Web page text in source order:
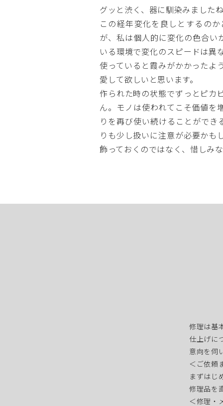
グッと渋く、器に馴染みました
この経年変化を良しとするの
が、私は個人的に変化の色合い
いる環境で変化のスピードは異
使っていると霞みがかかったよ
愛して欲しいと思います。
作られた時の状態でずっとピカ
ん。モノは使われてこそ価値を
りを再び使い続けることがで
りも少し扱いに注意が必要か
飾っておくのではなく、惜しみ
稿
修理は基
仕上げに
意向を伺
＜ご依頼
まずはじ
修理品を
＜修理・